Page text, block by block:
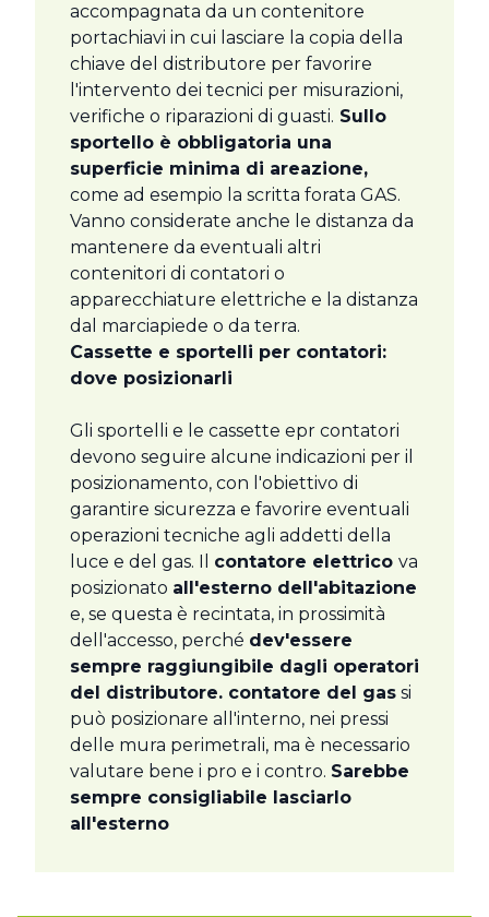
accompagnata da un contenitore
portachiavi in cui lasciare la copia della
chiave del distributore per favorire
l'intervento dei tecnici per misurazioni,
verifiche o riparazioni di guasti. Sullo
sportello è obbligatoria una
superficie minima di areazione,
come ad esempio la scritta forata GAS.
Vanno considerate anche le distanza da
mantenere da eventuali altri
contenitori di contatori o
apparecchiature elettriche e la distanza
dal marciapiede o da terra.
Cassette e sportelli per contatori:
dove posizionarli
Gli sportelli e le cassette epr contatori
devono seguire alcune indicazioni per il
posizionamento, con l'obiettivo di
garantire sicurezza e favorire eventuali
operazioni tecniche agli addetti della
luce e del gas. Il contatore elettrico va
posizionato all'esterno dell'abitazione
e, se questa è recintata, in prossimità
dell'accesso, perché dev'essere
sempre raggiungibile dagli operatori
del distributore. contatore del gas si
può posizionare all'interno, nei pressi
delle mura perimetrali, ma è necessario
valutare bene i pro e i contro. Sarebbe
sempre consigliabile lasciarlo
all'esterno